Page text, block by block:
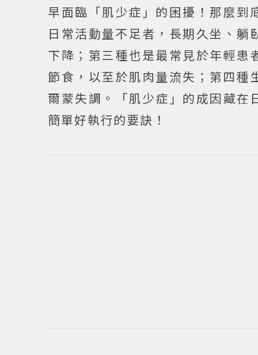
早面臨「肌少症」的困擾！那麼到
日常活動量不足者，長期久坐、
下降；第三種也是最常見於年輕患
節食，以至於肌肉量流失；第四種
爾蒙失調。「肌少症」的成因藏在
簡單好執行的要訣！